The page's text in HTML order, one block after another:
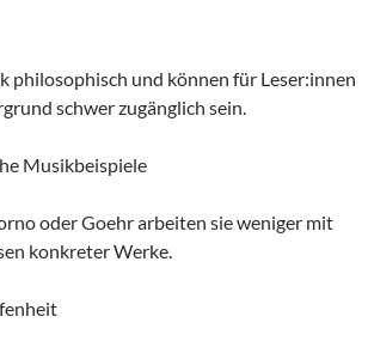
philosophisch und können für Leser:innen
schwer zugänglich sein.
Musikbeispiele
oder Goehr arbeiten sie weniger mit
konkreter Werke.